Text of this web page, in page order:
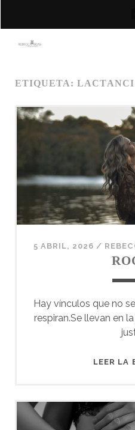
ETIQUETA:
5 ABRIL, 2026 /
Hay vínculos que no
respiran.Se llevan en
LEER LA